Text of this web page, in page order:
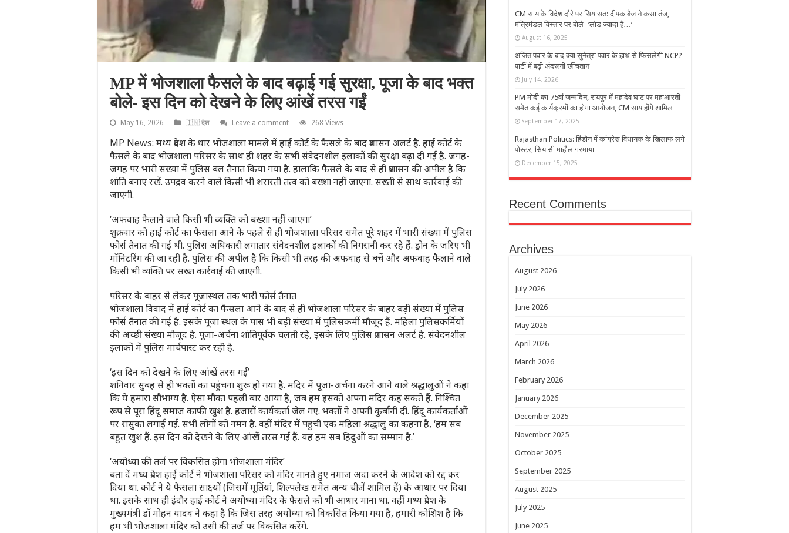
MP में भोजशाला फैसले के बाद बढ़ाई गई सुरक्षा, पूजा के बाद भक्त
बोले- इस दिन को देखने के लिए आंखें तरस गईं
May 16, 2026 🇮🇳 देश Leave a comment 268 Views
MP News: मध्य प्रदेश के धार भोजशाला मामले में हाई कोर्ट के फैसले के बाद प्रशासन अलर्ट है. हाई कोर्ट के
फैसले के बाद भोजशाला परिसर के साथ ही शहर के सभी संवेदनशील इलाकों की सुरक्षा बढ़ा दी गई है. जगह-
जगह पर भारी संख्या में पुलिस बल तैनात किया गया है. हालांकि फैसले के बाद से ही प्रशासन की अपील है कि
शांति बनाए रखें. उपद्रव करने वाले किसी भी शरारती तत्व को बख्शा नहीं जाएगा. सख्ती से साथ कार्रवाई की
जाएगी.
‘अफवाह फैलाने वाले किसी भी व्यक्ति को बख्शा नहीं जाएगा’
शुक्रवार को हाई कोर्ट का फैसला आने के पहले से ही भोजशाला परिसर समेत पूरे शहर में भारी संख्या में पुलिस
फोर्स तैनात की गई थी. पुलिस अधिकारी लगातार संवेदनशील इलाकों की निगरानी कर रहे हैं. ड्रोन के जरिए भी
मॉनिटरिंग की जा रही है. पुलिस की अपील है कि किसी भी तरह की अफवाह से बचें और अफवाह फैलाने वाले
किसी भी व्यक्ति पर सख्त कार्रवाई की जाएगी.
परिसर के बाहर से लेकर पूजास्थल तक भारी फोर्स तैनात
भोजशाला विवाद में हाई कोर्ट का फैसला आने के बाद से ही भोजशाला परिसर के बाहर बड़ी संख्या में पुलिस
फोर्स तैनात की गई है. इसके पूजा स्थल के पास भी बड़ी संख्या में पुलिसकर्मी मौजूद हैं. महिला पुलिसकर्मियों
की अच्छी संख्या मौजूद है. पूजा-अर्चना शांतिपूर्वक चलती रहे, इसके लिए पुलिस प्रशासन अलर्ट है. संवेदनशील
इलाकों में पुलिस मार्चपास्ट कर रही है.
‘इस दिन को देखने के लिए आंखें तरस गईं’
शनिवार सुबह से ही भक्तों का पहुंचना शुरू हो गया है. मंदिर में पूजा-अर्चना करने आने वाले श्रद्धालुओं ने कहा
कि ये हमारा सौभाग्य है. ऐसा मौका पहली बार आया है, जब हम इसको अपना मंदिर कह सकते हैं. निश्चित
रूप से पूरा हिंदू समाज काफी खुश है. हजारों कार्यकर्ता जेल गए. भक्तों ने अपनी कुर्बानी दी. हिंदू कार्यकर्ताओं
पर रासुका लगाई गई. सभी लोगों को नमन है. वहीं मंदिर में पहुंची एक महिला श्रद्धालु का कहना है, ‘हम सब
बहुत खुश हैं. इस दिन को देखने के लिए आंखें तरस गईं हैं. यह हम सब हिदुओं का सम्मान है.’
‘अयोध्या की तर्ज पर विकसित होगा भोजशाला मंदिर’
बता दें मध्य प्रदेश हाई कोर्ट ने भोजशाला परिसर को मंदिर मानते हुए नमाज अदा करने के आदेश को रद्द कर
दिया था. कोर्ट ने ये फैसला साक्ष्यों (जिसमें मूर्तियां, शिल्पलेख समेत अन्य चीजें शामिल हैं) के आधार पर दिया
था. इसके साथ ही इंदौर हाई कोर्ट ने अयोध्या मंदिर के फैसले को भी आधार माना था. वहीं मध्य प्रदेश के
मुख्यमंत्री डॉ मोहन यादव ने कहा है कि जिस तरह अयोध्या को विकसित किया गया है, हमारी कोशिश है कि
हम भी भोजशाला मंदिर को उसी की तर्ज पर विकसित करेंगे.
CM साय के विदेश दौरे पर सियासत: दीपक बैज ने कसा तंज,
मंत्रिमंडल विस्तार पर बोले- ‘लोड ज्यादा है…’
August 16, 2025
अजित पवार के बाद क्या सुनेत्रा पवार के हाथ से फिसलेगी NCP?
पार्टी में बढ़ी अंदरूनी खींचतान
July 14, 2026
PM मोदी का 75वां जन्मदिन, रायपुर में महादेव घाट पर महाआरती
समेत कई कार्यक्रमों का होगा आयोजन, CM साय होंगे शामिल
September 17, 2025
Rajasthan Politics: हिंडौन में कांग्रेस विधायक के खिलाफ लगे
पोस्टर, सियासी माहौल गरमाया
December 15, 2025
Recent Comments
Archives
August 2026
July 2026
June 2026
May 2026
April 2026
March 2026
February 2026
January 2026
December 2025
November 2025
October 2025
September 2025
August 2025
July 2025
June 2025